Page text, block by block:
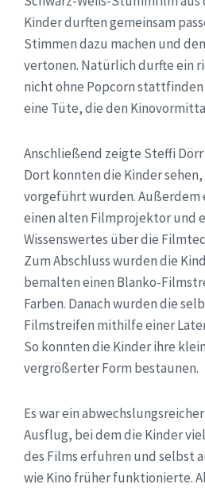
Kinder durften gemeinsam
Stimmen dazu machen und
vertonen. Natürlich durfte ein
nicht ohne Popcorn stattfinden
eine Tüte, die den
Anschließend zeigte Steffi
Dort konnten die Kinder
vorgeführt wurden. Außerdem
einen alten Filmprojektor und
Wissenswertes über die
Zum Abschluss wurden die
bemalten einen Blanko-
Farben. Danach wurden die
Filmstreifen mithilfe einer
So konnten die Kinder ihre
vergrößerter Form bestaunen.
Es war ein
Ausflug, bei dem die Kinder
des Films erfuhren und selbst
wie Kino früher funktionierte.